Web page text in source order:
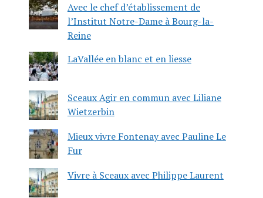
Avec le chef d’établissement de
l’Institut Notre-Dame à Bourg-la-
Reine
LaVallée en blanc et en liesse
Sceaux Agir en commun avec Liliane
Wietzerbin
Mieux vivre Fontenay avec Pauline Le
Fur
Vivre à Sceaux avec Philippe Laurent